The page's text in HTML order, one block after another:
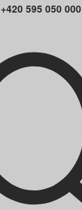
+420 595 050 000